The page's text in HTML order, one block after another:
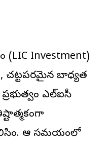
Investment)
చట్టపరమైన బాధ్యత
ఎల్ఐసీ
ఆ సమయంలో